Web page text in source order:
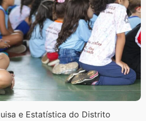
e Estatística do Distrito